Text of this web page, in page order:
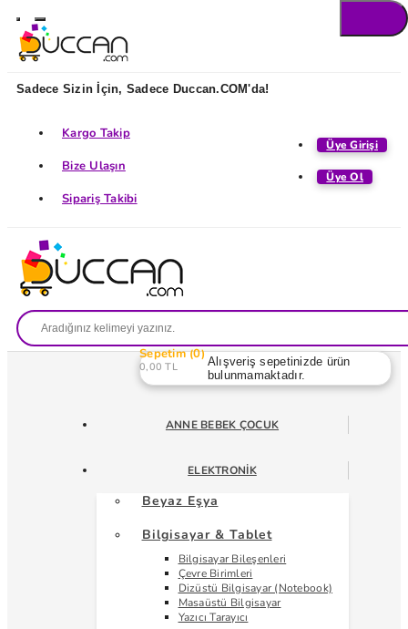
Sadece Sizin İçin, Sadece Duccan.COM'da!
Üye Girişi
Üye Ol
Kargo Takip
Bize Ulaşın
Sipariş Takibi
Sepetim 0
0,00 TL
Alışveriş sepetinizde ürün
bulunmamaktadır.
ANNE BEBEK ÇOCUK
ELEKTRONIK
Beyaz Eşya
Bilgisayar & Tablet
Bilgisayar Bileşenleri
Çevre Birimleri
Dizüstü Bilgisayar (Notebook)
Masaüstü Bilgisayar
Yazıcı Tarayıcı